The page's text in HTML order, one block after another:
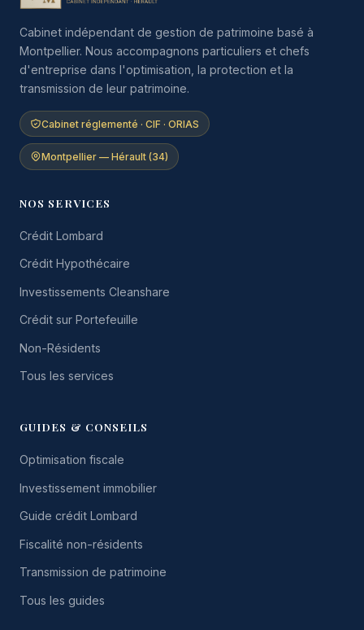
Cabinet indépendant de gestion de patrimoine basé à
Montpellier. Nous accompagnons particuliers et chefs
d'entreprise dans l'optimisation, la protection et la
transmission de leur patrimoine.
Cabinet réglementé · CIF · ORIAS
Montpellier — Hérault (34)
NOS SERVICES
Crédit Lombard
Crédit Hypothécaire
Investissements Cleanshare
Crédit sur Portefeuille
Non-Résidents
Tous les services
GUIDES & CONSEILS
Optimisation fiscale
Investissement immobilier
Guide crédit Lombard
Fiscalité non-résidents
Transmission de patrimoine
Tous les guides